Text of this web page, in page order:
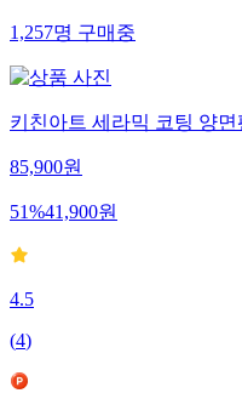
1,257명 구매중
키친아트 세라믹 코팅 양
85,900원
51%41,900원
4.5
(4)